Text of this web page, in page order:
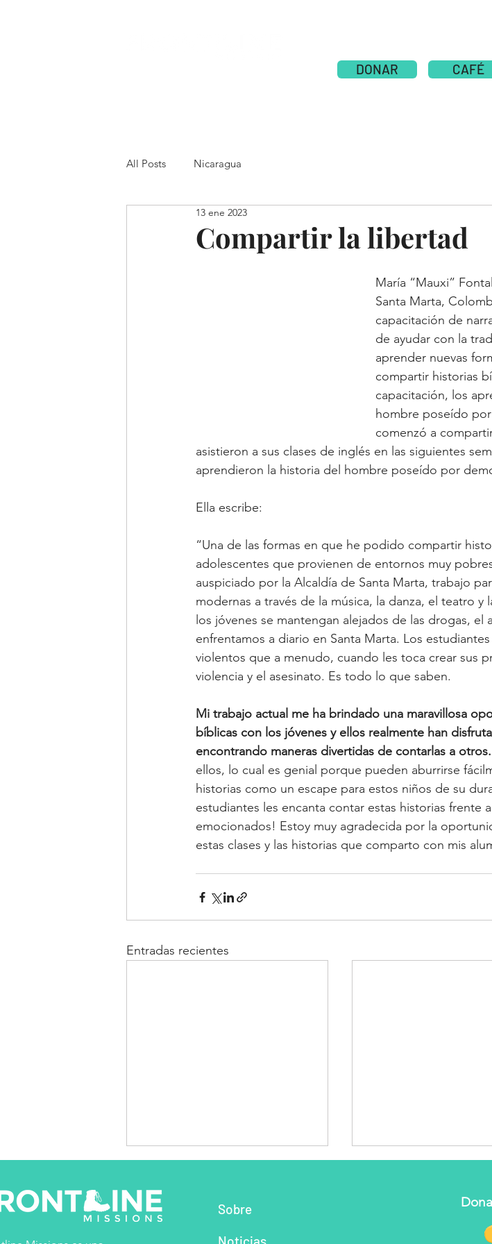
DONAR CAFÉ
All Posts Nicaragua
Compartir la libertad
13 ene 2023
María “Mauxi”
Santa Marta,
capacitación de
de ayudar con la
aprender nuevas
compartir historias
capacitación, los
hombre poseído
comenzó a
asistieron a sus clases de inglés en las siguientes
aprendieron la historia del hombre poseído por
Ella escribe:
“Una de las formas en que he podido compartir
adolescentes que provienen de entornos muy
auspiciado por la Alcaldía de Santa Marta, trabajo
modernas a través de la música, la danza, el teatro
los jóvenes se mantengan alejados de las drogas,
enfrentamos a diario en Santa Marta. Los
violentos que a menudo, cuando les toca crear sus
violencia y el asesinato. Es todo lo que saben.
Mi trabajo actual me ha brindado una maravillosa
bíblicas con los jóvenes y ellos realmente han
encontrando maneras divertidas de contarlas a otros.
ellos, lo cual es genial porque pueden aburrirse
historias como un escape para estos niños de su
estudiantes les encanta contar estas historias frente
emocionados! Estoy muy agradecida por la
estas clases y las historias que comparto con mis
Entradas recientes
Sobre